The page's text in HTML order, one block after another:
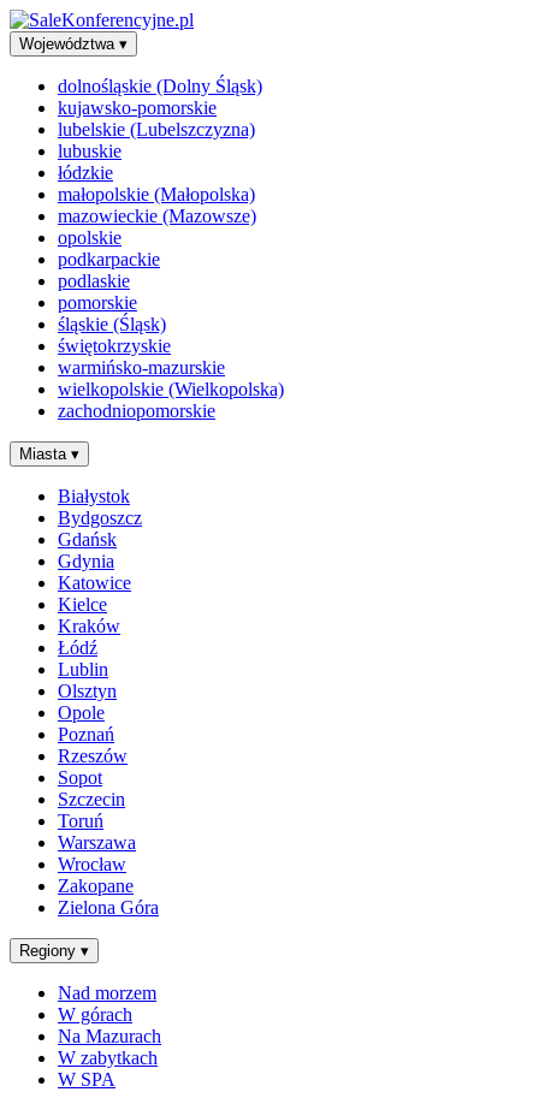
Województwa ▾
dolnośląskie (Dolny Śląsk)
kujawsko-pomorskie
lubelskie (Lubelszczyzna)
lubuskie
łódzkie
małopolskie (Małopolska)
mazowieckie (Mazowsze)
opolskie
podkarpackie
podlaskie
pomorskie
śląskie (Śląsk)
świętokrzyskie
warmińsko-mazurskie
wielkopolskie (Wielkopolska)
zachodniopomorskie
Miasta ▾
Białystok
Bydgoszcz
Gdańsk
Gdynia
Katowice
Kielce
Kraków
Łódź
Lublin
Olsztyn
Opole
Poznań
Rzeszów
Sopot
Szczecin
Toruń
Warszawa
Wrocław
Zakopane
Zielona Góra
Regiony ▾
Nad morzem
W górach
Na Mazurach
W zabytkach
W SPA